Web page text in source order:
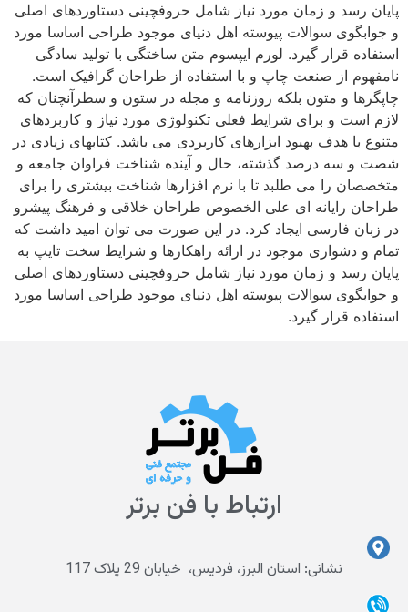
پایان رسد و زمان مورد نیاز شامل حروفچینی دستاوردهای اصلی
و جوابگوی سوالات پیوسته اهل دنیای موجود طراحی اساسا مورد
استفاده قرار گیرد. لورم ایپسوم متن ساختگی با تولید سادگی
نامفهوم از صنعت چاپ و با استفاده از طراحان گرافیک است.
چاپگرها و متون بلکه روزنامه و مجله در ستون و سطرآنچنان که
لازم است و برای شرایط فعلی تکنولوژی مورد نیاز و کاربردهای
متنوع با هدف بهبود ابزارهای کاربردی می باشد. کتابهای زیادی در
شصت و سه درصد گذشته، حال و آینده شناخت فراوان جامعه و
متخصصان را می طلبد تا با نرم افزارها شناخت بیشتری را برای
طراحان رایانه ای علی الخصوص طراحان خلاقی و فرهنگ پیشرو
در زبان فارسی ایجاد کرد. در این صورت می توان امید داشت که
تمام و دشواری موجود در ارائه راهکارها و شرایط سخت تایپ به
پایان رسد و زمان مورد نیاز شامل حروفچینی دستاوردهای اصلی
و جوابگوی سوالات پیوسته اهل دنیای موجود طراحی اساسا مورد
استفاده قرار گیرد.
ارتباط با فن برتر
نشانی: استان البرز، فردیس، خیابان 29 پلاک 117